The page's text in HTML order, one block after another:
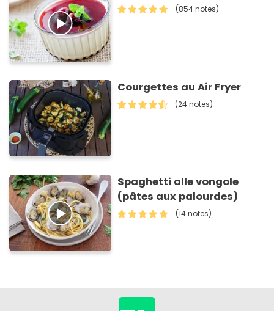
(854 notes)
Courgettes au Air Fryer
(24 notes)
Spaghetti alle vongole
(pâtes aux palourdes)
(14 notes)